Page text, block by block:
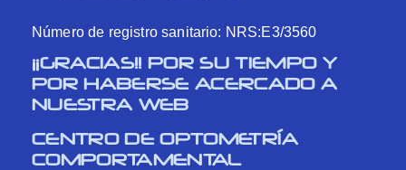
Número de registro sanitario: NRS:E3/3560
¡¡GRACIAS!! POR SU TIEMPO Y
POR HABERSE ACERCADO A
NUESTRA WEB
CENTRO DE OPTOMETRÍA
COMPORTAMENTAL